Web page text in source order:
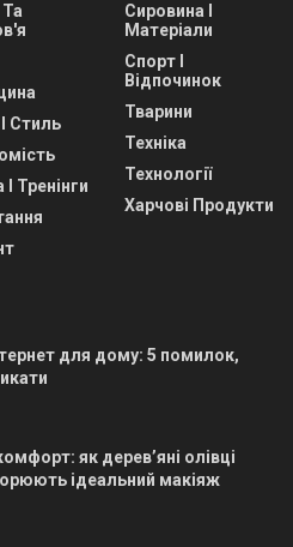
Та
Стиль
І Тренінги
Сировина І
Матеріали
Спорт І
Відпочинок
Тварини
Техніка
Технології
Харчові Продукти
для дому: 5 помилок,
як дерев’яні олівці
ідеальний макіяж